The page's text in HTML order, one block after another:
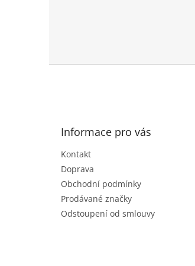
Informace pro vás
Kontakt
Doprava
Obchodní podmínky
Prodávané značky
Odstoupení od smlouvy